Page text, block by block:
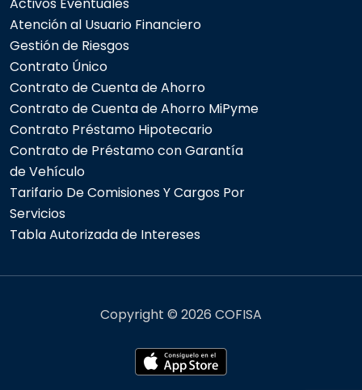
Atención al Usuario Financiero
Gestión de Riesgos
Contrato Único
Contrato de Cuenta de Ahorro
Contrato de Cuenta de Ahorro MiPyme
Contrato Préstamo Hipotecario
Contrato de Préstamo con Garantía
de Vehículo
Tarifario De Comisiones Y Cargos Por
Servicios
Tabla Autorizada de Intereses
Copyright © 2026 COFISA